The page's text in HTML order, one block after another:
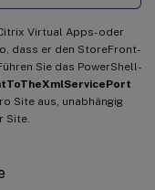
Virtual Apps- oder
dass er den StoreFront-
Sie das PowerShell-
Site aus, unabhängig
Site.